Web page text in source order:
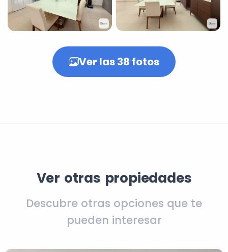
+33
Ver las 38 fotos
Ver otras propiedades
Descubre otras opciones que te
pueden interesar